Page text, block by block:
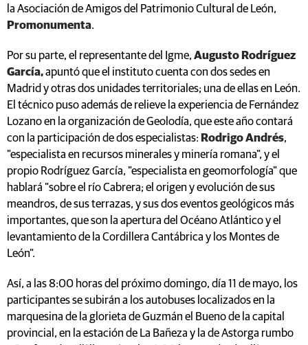
la Asociación de Amigos del Patrimonio Cultural de León,
Promonumenta.
Por su parte, el representante del Igme, Augusto Rodríguez
García,apuntó que el instituto cuenta con dos sedes en
Madrid y otras dos unidades territoriales; una de ellas en León.
El técnico puso además de relieve la experiencia de Fernández
Lozano en la organización de Geolodía, que este año contará
con la participación de dos especialistas: Rodrigo Andrés,
"especialista en recursos minerales y minería romana", y el
propio Rodríguez García, "especialista en geomorfología" que
hablará "sobre el río Cabrera; el origen y evolución de sus
meandros, de sus terrazas, y sus dos eventos geológicos más
importantes, que son la apertura del Océano Atlántico y el
levantamiento de la Cordillera Cantábrica y los Montes de
León".
Así, a las 8:00 horas del próximo domingo, día 11 de mayo, los
participantes se subirán a los autobuses localizados en la
marquesina de la glorieta de Guzmán el Bueno de la capital
provincial, en la estación de La Bañeza y la de Astorga rumbo